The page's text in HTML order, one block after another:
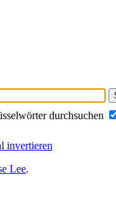
durchsuchen
invertieren
Lee.